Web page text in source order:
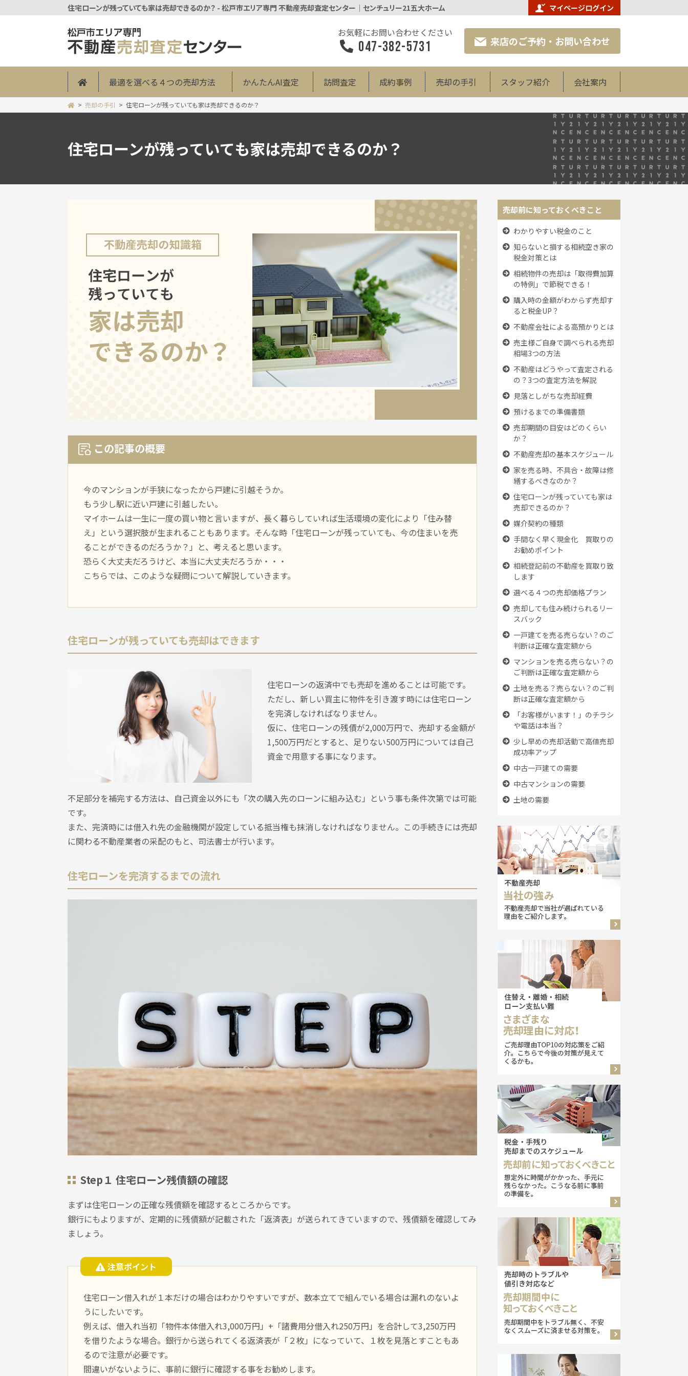
住宅ローンが残っていても家は売却できるのか？ - 松戸市エリア専門 不動産売却査定センター｜センチュリー21五大ホーム マイページログイン
お気軽にお問い合わせください
047-382-5731 来店のご予約・お問い合わせ
最適を選べる４つの売却方法 かんたんAI査定 訪問査定 成約事例 売却の手引 スタッフ紹介 会社案内
売却の手引 住宅ローンが残っていても家は売却できるのか？
住宅ローンが残っていても家は売却できるのか？
この記事の概要
今のマンションが手狭になったから戸建に引越そうか。
もう少し駅に近い戸建に引越したい。
マイホームは一生に一度の買い物と言いますが、長く暮らしていれば生活環境の変化により「住み替
え」という選択肢が生まれることもあります。そんな時「住宅ローンが残っていても、今の住まいを売
ることができるのだろうか？」と、考えると思います。
恐らく大丈夫だろうけど、本当に大丈夫だろうか・・・
こちらでは、このような疑問について解説していきます。
住宅ローンが残っていても売却はできます
住宅ローンの返済中でも売却を進めることは可能です。
ただし、新しい買主に物件を引き渡す時には住宅ローン
を完済しなければなりません。
仮に、住宅ローンの残債が2,000万円で、売却する金額が
1,500万円だとすると、足りない500万円については自己
資金で用意する事になります。
不足部分を補完する方法は、自己資金以外にも「次の購入先のローンに組み込む」という事も条件次第では可能
です。
また、完済時には借入れ先の金融機関が設定している抵当権も抹消しなければなりません。この手続きには売却
に関わる不動産業者の采配のもと、司法書士が行います。
住宅ローンを完済するまでの流れ
Step１ 住宅ローン残債額の確認
まずは住宅ローンの正確な残債額を確認するところからです。
銀行にもよりますが、定期的に残債額が記載された「返済表」が送られてきていますので、残債額を確認してみ
ましょう。
注意ポイント
住宅ローン借入れが１本だけの場合はわかりやすいですが、数本立てで組んでいる場合は漏れのないよ
うにしたいです。
例えば、借入れ当初「物件本体借入れ3,000万円」+「諸費用分借入れ250万円」を合計して3,250万円
を借りたような場合。銀行から送られてくる返済表が「２枚」になっていて、１枚を見落とすこともあ
るので注意が必要です。
間違いがないように、事前に銀行に確認する事をお勧めします。
売却前に知っておくべきこと
わかりやすい税金のこと
知らないと損する相続空き家の
税金対策とは
相続物件の売却は「取得費加算
の特例」で節税できる！
購入時の金額がわからず売却す
ると税金UP？
不動産会社による高預かりとは
売主様ご自身で調べられる売却
相場3つの方法
不動産はどうやって査定される
の？3つの査定方法を解説
見落としがちな売却経費
預けるまでの準備書類
売却期間の目安はどのくらい
か？
不動産売却の基本スケジュール
家を売る時、 不具合・故障は修
繕するべきなのか？
住宅ローンが残っていても家は
売却できるのか？
媒介契約の種類
手間なく早く現金化 買取りの
お勧めポイント
相続登記前の不動産を買取り致
します
選べる４つの売却価格プラン
売却しても住み続けられるリー
スバック
一戸建てを売る売らない？のご
判断は正確な査定額から
マンションを売る売らない？の
ご判断は正確な査定額から
土地を売る？売らない？のご判
断は正確な査定額から
「お客様がいます！」のチラシ
や電話は本当？
少し早めの売却活動で高値売却
成功率アップ
中古一戸建ての需要
中古マンションの需要
土地の需要